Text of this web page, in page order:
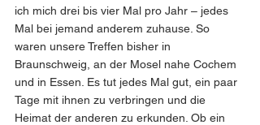
ich mich drei bis vier Mal pro Jahr – jedes
Mal bei jemand anderem zuhause. So
waren unsere Treffen bisher in
Braunschweig, an der Mosel nahe Cochem
und in Essen. Es tut jedes Mal gut, ein paar
Tage mit ihnen zu verbringen und die
Heimat der anderen zu erkunden. Ob ein